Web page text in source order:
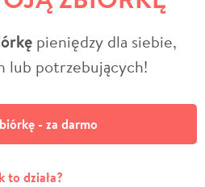
pieniędzy dla siebie,
lub potrzebujących!
- za darmo
to działa?